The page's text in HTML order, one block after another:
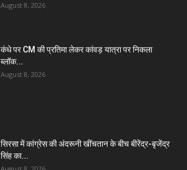
August 8, 2026
कंधे पर CM की प्रतिमा लेकर कांवड़ यात्रा पर निकला
ब्लॉक...
August 8, 2026
सिरसा में कांग्रेस की अंदरूनी खींचतान के बीच बीरेंद्र-बृजेंद्र
सिंह का...